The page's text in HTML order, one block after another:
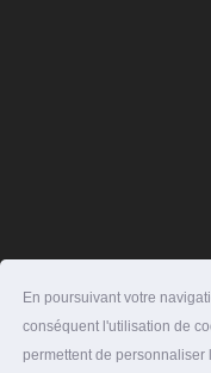
En poursuivant votre
conséquent l'utilisation de
permettent de